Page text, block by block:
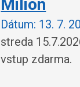
Milión
Dátum: 13. 7.
streda
vstup zdarma.